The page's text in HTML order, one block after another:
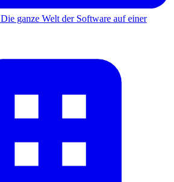
Die ganze Welt der Software auf einer